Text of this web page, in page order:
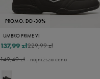
PROMO: DO -30%
UMBRO PRIME VI
229,99 zł
137,99 zł
149,49 zł- najniższa cena